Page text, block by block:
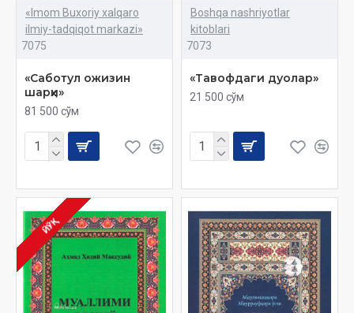
«Imom Buxoriy xalqaro
ilmiy-tadqiqot markazi»
7075
«Саботул ожизин
шарҳи»
81 500 сўм
Boshqa nashriyotlar
kitoblari
7073
«Тавофдаги дуолар»
21 500 сўм
ЙЎҚ